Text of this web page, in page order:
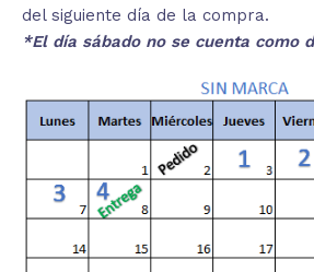
del siguiente día de la compra.
*El día sábado no se cuenta como